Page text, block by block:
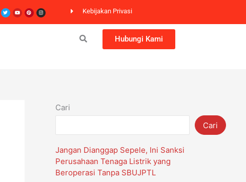
Kebijakan Privasi
Hubungi Kami
Cari
Cari
Jangan Dianggap Sepele, Ini Sanksi
Perusahaan Tenaga Listrik yang
Beroperasi Tanpa SBUJPTL